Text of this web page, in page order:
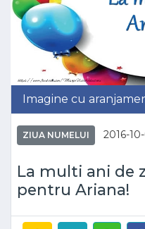
Imagine cu
ZIUA NUMELUI 2016-
La multi ani de
pentru Ariana!